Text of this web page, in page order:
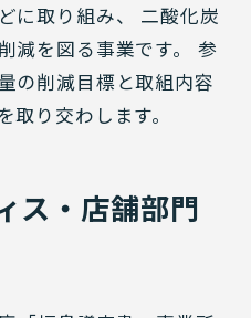
に取り組み、 二酸化炭
減を図る事業です。 参
の削減目標と取組内容
り交わします。
ス・店舗部門